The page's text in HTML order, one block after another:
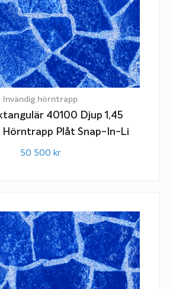
Invändig hörntrapp
40100 Djup 1,45
Mönstrad Hörntrapp Plåt Snap-In-Li
50 500 kr